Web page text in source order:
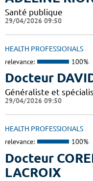
Santé publique
29/04/2026 09:50
HEALTH PROFESSIONALS
relevance: 100%
Docteur
Généraliste et
29/04/2026 09:50
HEALTH PROFESSIONALS
relevance: 100%
Docteur
LACROIX